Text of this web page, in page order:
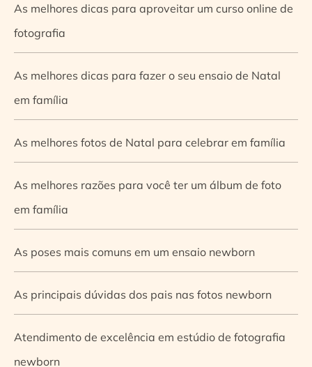
As melhores dicas para aproveitar um curso online de
fotografia
As melhores dicas para fazer o seu ensaio de Natal
em família
As melhores fotos de Natal para celebrar em família
As melhores razões para você ter um álbum de foto
em família
As poses mais comuns em um ensaio newborn
As principais dúvidas dos pais nas fotos newborn
Atendimento de excelência em estúdio de fotografia
newborn